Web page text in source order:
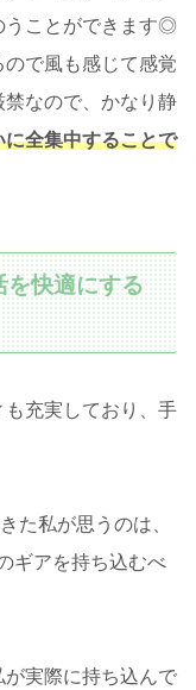
うことができます◎
で風も感じて感覚
なので、かなり静
に全集中することで
快適にする
充実しており、手
た私が思うのは、
ギアを持ち込むべ
実際に持ち込んで